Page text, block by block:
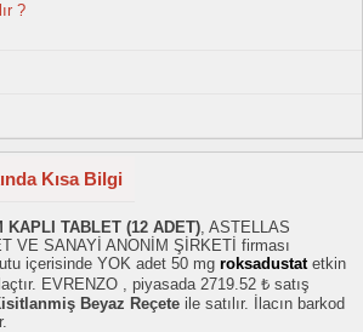
?
Kısa Bilgi
KAPLI TABLET (12 ADET), ASTELLAS
VE SANAYİ ANONİM ŞİRKETİ firması
içerisinde YOK adet 50 mg roksadustatetkin
EVRENZO , piyasada 2719.52 ₺ satış
Beyaz Reçete ile satılır. İlacın barkod